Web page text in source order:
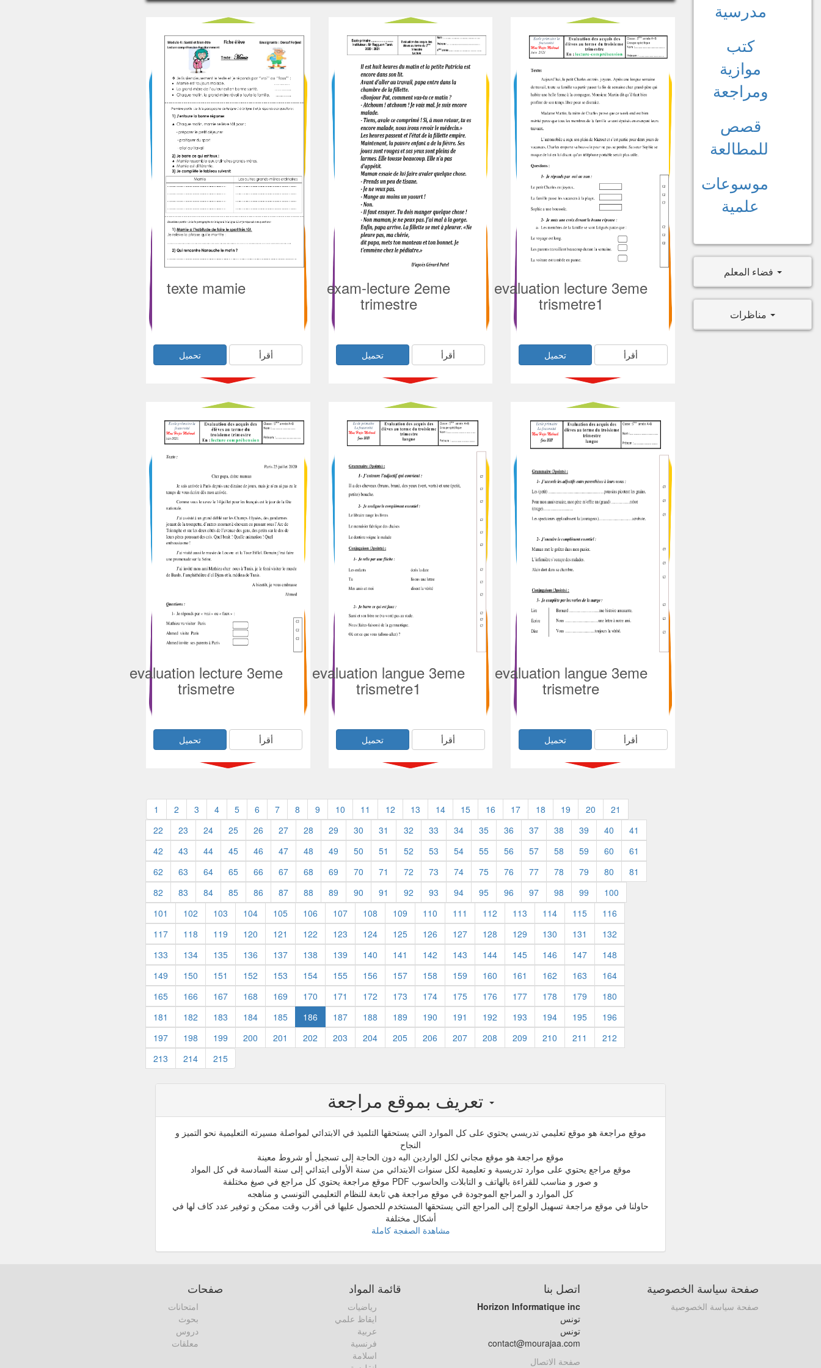
texte mamie
أقرأ تحميل
exam-lecture 2eme
trimestre
أقرأ تحميل
evaluation lecture 3eme
trismetre1
أقرأ تحميل
evaluation lecture 3eme
trismetre
أقرأ تحميل
evaluation langue 3eme
trismetre1
أقرأ تحميل
evaluation langue 3eme
trismetre
أقرأ تحميل
1 2 3 4 5 6 7 8 9 10 11 12 13 14 15 16 17 18 19 20
21
22
23 24 25 26 27 28 29 30 31 32 33 34 35 36 37 38 39 40
41
42
43 44 45 46 47 48 49 50 51 52 53 54 55 56 57 58 59 60
61
62
63 64 65 66 67 68 69 70 71 72 73 74 75 76 77 78 79 80
81
82
83 84 85 86 87 88 89 90 91 92 93 94 95 96 97 98 99
100
101
102 103 104 105 106 107 108 109 110 111 112 113 114 115
116
117
118 119 120 121 122 123 124 125 126 127 128 129 130 131
132
133
134 135 136 137 138 139 140 141 142 143 144 145 146 147
148
149
150 151 152 153 154 155 156 157 158 159 160 161 162 163
164
165
166 167 168 169 170 171 172 173 174 175 176 177 178 179
180
181
182 183 184 185 186 187 188 189 190 191 192 193 194 195
196
197
198 199 200 201 202 203 204 205 206 207 208 209 210 211
212
213
214 215
تعريف بموقع مراجعة
موقع مراجعة هو موقع تعليمي تدريسي يحتوي على كل الموارد التي يستحقها التلميذ في الابتدائي لمواصلة مسيرته التعليمية نحو التميز و
النجاح
موقع مراجعة هو موقع مجاني لكل الواردين اليه دون الحاجة إلى تسجيل أو شروط معينة
موقع مراجع يحتوي على موارد تدريسية و تعليمية لكل سنوات الابتدائي من سنة الأولى ابتدائي إلى سنة السادسة في كل المواد
و صور و مناسب للقراءة بالهاتف و التابلات والحاسوب PDF موقع مراجعة يحتوي كل مراجع في صيغ مختلفة
كل الموارد و المراجع الموجودة في موقع مراجعة هي تابعة للنظام التعليمي التونسي و مناهجه
حاولنا في موقع مراجعة تسهيل الولوج إلى المراجع التي يستحقها المستخدم للحصول عليها في أقرب وقت ممكن و توفير عدد كاف لها في
أشكال مختلفة
مشاهدة الصفجة كاملة
مدرسية
كتب
موازية
ومراجعة
قصص
للمطالعة
موسوعات
علمية
فضاء المعلم
مناظرات
صفحات
امتحانات
بحوث
دروس
معلقات
قائمة المواد
رياضيات
ايقاظ علمي
عربية
فرنسية
اسلامة
اتصل بنا
Horizon Informatique inc
تونس
تونس
contact@mourajaa.com
صفحة الاتصال
صفحة سياسة الخصوصية
صفحة سياسة الخصوصية